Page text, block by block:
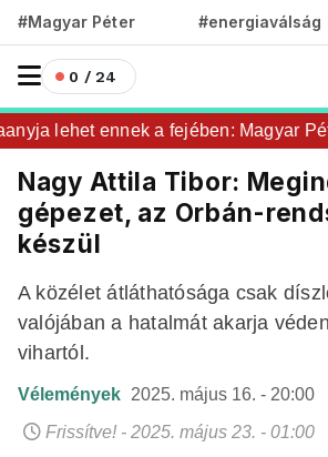
#Magyar Péter #energiaválság
0 / 24
lehet ennek a fejében: Magyar
Nagy Attila Tibor:
gépezet, az Orbán-
készül
A közélet átláthatósága csak
valójában a hatalmát akarja
vihartól.
Vélemények 2025. május 16. - 20:00
Frissítve! - 2025. május 23. - 01:00